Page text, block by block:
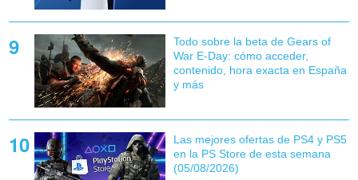
Todo sobre la beta de Gears of
War E-Day: cómo acceder,
contenido, hora exacta en España
y más
Las mejores ofertas de PS4 y PS5
en la PS Store de esta semana
(05/08/2026)